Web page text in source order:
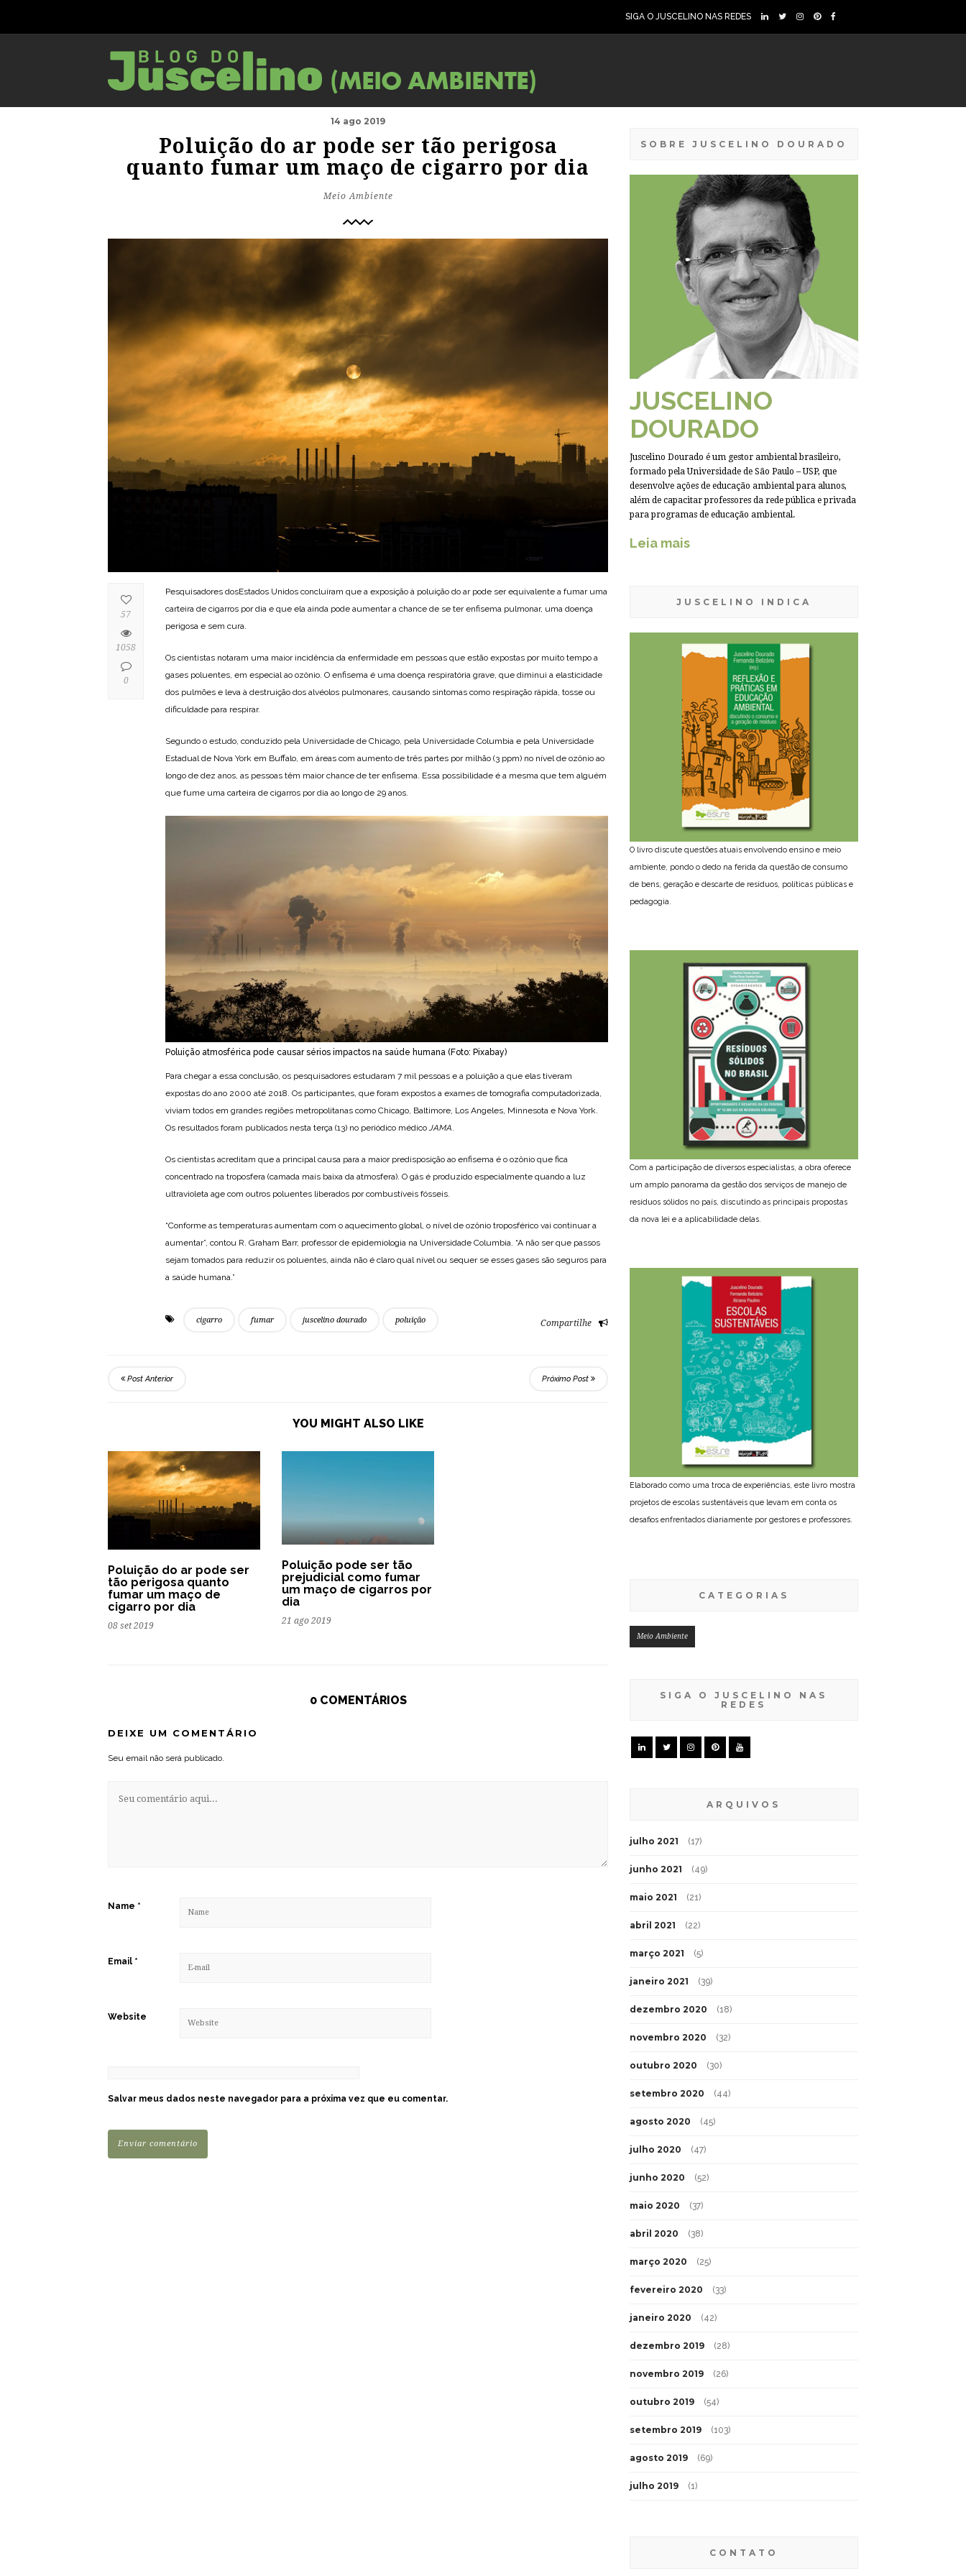
SIGA O JUSCELINO NAS REDES
14 ago 2019
Poluição do ar pode ser tão perigosa
quanto fumar um maço de cigarro por dia
Meio Ambiente
Pesquisadores dosEstados Unidos concluíram que a exposição à poluição do ar pode ser equivalente a fumar uma
carteira de cigarros por dia e que ela ainda pode aumentar a chance de se ter enfisema pulmonar, uma doença
perigosa e sem cura.
Os cientistas notaram uma maior incidência da enfermidade em pessoas que estão expostas por muito tempo a
gases poluentes, em especial ao ozônio. O enfisema é uma doença respiratória grave, que diminui a elasticidade
dos pulmões e leva à destruição dos alvéolos pulmonares, causando sintomas como respiração rápida, tosse ou
dificuldade para respirar.
Segundo o estudo, conduzido pela Universidade de Chicago, pela Universidade Columbia e pela Universidade
Estadual de Nova York em Buffalo, em áreas com aumento de três partes por milhão (3 ppm) no nível de ozônio ao
longo de dez anos, as pessoas têm maior chance de ter enfisema. Essa possibilidade é a mesma que tem alguém
que fume uma carteira de cigarros por dia ao longo de 29 anos.
Poluição atmosférica pode causar sérios impactos na saúde humana (Foto: Pixabay)
Para chegar a essa conclusão, os pesquisadores estudaram 7 mil pessoas e a poluição a que elas tiveram
expostas do ano 2000 até 2018. Os participantes, que foram expostos a exames de tomografia computadorizada,
viviam todos em grandes regiões metropolitanas como Chicago, Baltimore, Los Angeles, Minnesota e Nova York.
Os resultados foram publicados nesta terça (13) no periódico médico JAMA
Os cientistas acreditam que a principal causa para a maior predisposição ao enfisema é o ozônio que fica
concentrado na troposfera (camada mais baixa da atmosfera). O gás é produzido especialmente quando a luz
ultravioleta age com outros poluentes liberados por combustíveis fósseis.
“Conforme as temperaturas aumentam com o aquecimento global, o nível de ozônio troposférico vai continuar a
aumentar”, contou R. Graham Barr, professor de epidemiologia na Universidade Columbia. “A não ser que passos
sejam tomados para reduzir os poluentes, ainda não é claro qual nível ou sequer se esses gases são seguros para
a saúde humana.”
cigarro fumar juscelino dourado poluição Compartilhe
57
1058
0
Post Anterior Próximo Post
YOU MIGHT ALSO LIKE
Poluição do ar pode ser
tão perigosa quanto
fumar um maço de
cigarro por dia
08 set 2019
Poluição pode ser tão
prejudicial como fumar
um maço de cigarros por
dia
21 ago 2019
0 COMENTÁRIOS
DEIXE UM COMENTÁRIO
Seu email não será publicado.
Name *
Email *
Website
Salvar meus dados neste navegador para a próxima vez que eu comentar.
SOBRE JUSCELINO DOURADO
JUSCELINO
DOURADO
Juscelino Dourado é um gestor ambiental brasileiro,
formado pela Universidade de São Paulo – USP, que
desenvolve ações de educação ambiental para alunos,
além de capacitar professores da rede pública e privada
para programas de educação ambiental.
Leia mais
JUSCELINO INDICA
O livro discute questões atuais envolvendo ensino e meio
ambiente, pondo o dedo na ferida da questão de consumo
de bens, geração e descarte de resíduos, políticas públicas e
pedagogia.
Com a participação de diversos especialistas, a obra oferece
um amplo panorama da gestão dos serviços de manejo de
resíduos sólidos no país, discutindo as principais propostas
da nova lei e a aplicabilidade delas.
Elaborado como uma troca de experiências, este livro mostra
projetos de escolas sustentáveis que levam em conta os
desafios enfrentados diariamente por gestores e professores.
CATEGORIAS
Meio Ambiente
SIGA O JUSCELINO NAS
REDES
ARQUIVOS
julho 2021 (17)
junho 2021 (49)
maio 2021 (21)
abril 2021 (22)
março 2021 (5)
janeiro 2021 (39)
dezembro 2020 (18)
novembro 2020 (32)
outubro 2020 (30)
setembro 2020 (44)
agosto 2020 (45)
julho 2020 (47)
junho 2020 (52)
maio 2020 (37)
abril 2020 (38)
março 2020 (25)
fevereiro 2020 (33)
janeiro 2020 (42)
dezembro 2019 (28)
novembro 2019 (26)
outubro 2019 (54)
setembro 2019 (103)
agosto 2019 (69)
julho 2019 (1)
CONTATO